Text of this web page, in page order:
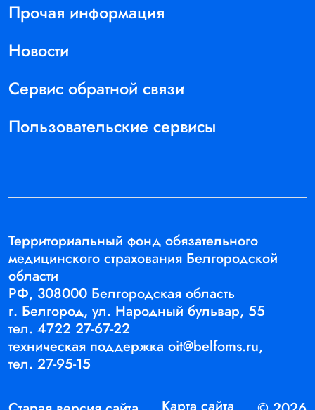
Прочая информация
Новости
Сервис обратной связи
Пользовательские сервисы
Территориальный фонд обязательного
медицинского страхования Белгородской
области
РФ, 308000 Белгородская область
г. Белгород, ул. Народный бульвар, 55
тел.4722 27-67-22
техническая поддержкаoit@belfoms.ru,
тел.27-95-15
Карта сайта